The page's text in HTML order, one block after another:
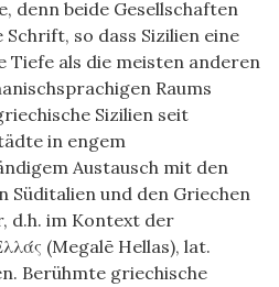
denn beide Gesellschaften
so dass Sizilien eine
Tiefe als die meisten anderen
Raums
Sizilien seit
in engem
Austausch mit den
Süditalien und den Griechen
d.h. im Kontext der
(Megalē Hellas), lat.
Berühmte griechische